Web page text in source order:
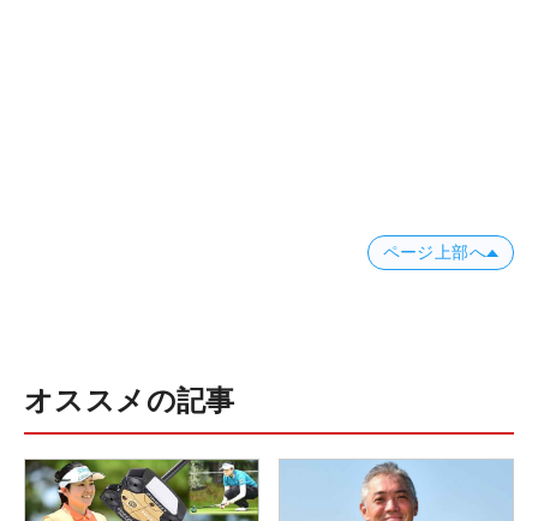
ページ上部へ
オススメの記事